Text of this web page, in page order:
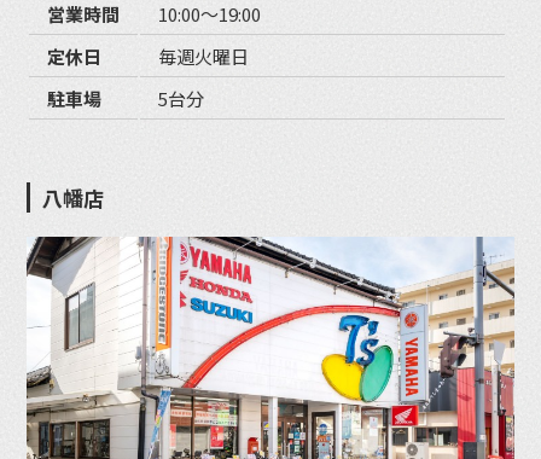
営業時間
10:00〜19:00
定休日
毎週火曜日
駐車場
5台分
八幡店